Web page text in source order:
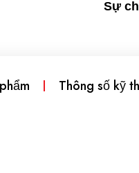
Sự
Thông số kỹ